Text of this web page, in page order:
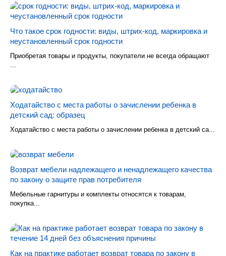
Что такое срок годности: виды, штрих-код, маркировка и
неустановленный срок годности
Приобретая товары и продукты, покупатели не всегда обращают
Ходатайство с места работы о зачислении ребенка в
детский сад: образец
Ходатайство с места работы о зачислении ребенка в детский са...
Возврат мебели надлежащего и ненадлежащего качества
по закону о защите прав потребителя
Мебельные гарнитуры и комплекты относятся к товарам,
покупка...
Как на практике работает возврат товара по закону в